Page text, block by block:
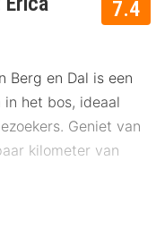
7.4
Berg en Dal is een
het bos, ideaal
Geniet van
kilometer van